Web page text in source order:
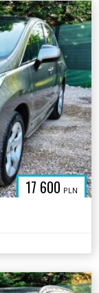
17 600 PLN